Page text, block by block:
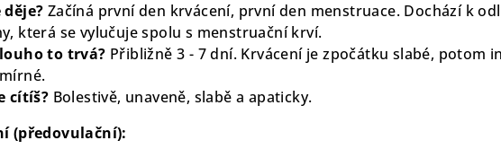
děje? Začíná první den krvácení, první den menstruace. Dochází k
která se vylučuje spolu s menstruační krví.
to trvá? Přibližně 3 - 7 dní. Krvácení je zpočátku slabé, potom
cítíš? Bolestivě, unaveně, slabě a apaticky.
(předovulační):